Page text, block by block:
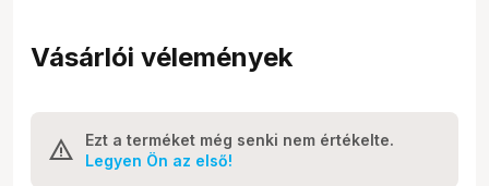
Vásárlói vélemények
Ezt a terméket még senki nem értékelte.
Legyen Ön az első!